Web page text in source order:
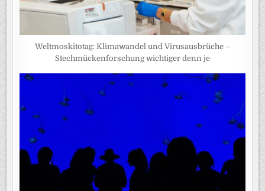
Weltmoskitotag: Klimawandel und Virusausbrüche –
Stechmückenforschung wichtiger denn je